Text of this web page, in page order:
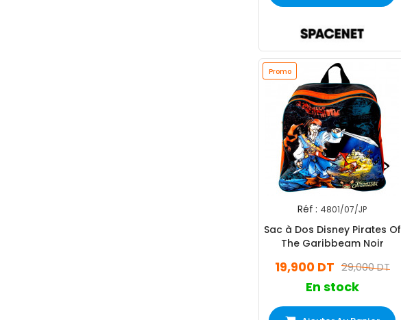
Promo
Réf : 4801/07/JP
Sac à Dos Disney Pirates Of
The Garibbeam Noir
29,000 DT
19,900 DT
En stock